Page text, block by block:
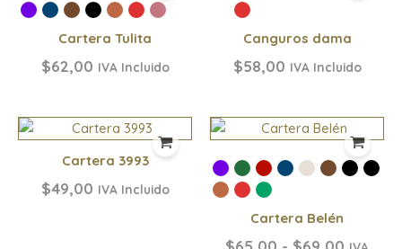
Cartera Tulita
$62,00 IVA Incluido
Canguros dama
$58,00 IVA Incluido
Cartera 3993
$49,00 IVA Incluido
Cartera Belén
Rango
de
precios:
$69,00